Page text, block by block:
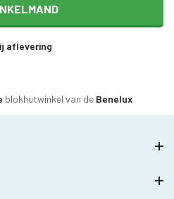
aflevering
blokhutwinkel van de Benelux